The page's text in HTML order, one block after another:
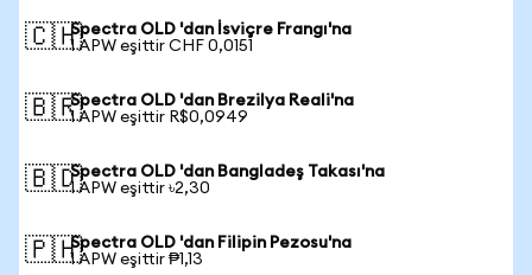
🇨🇭Spectra OLD 'dan İsviçre Frangı'na
1 APW eşittir CHF 0,0151
🇧🇷Spectra OLD 'dan Brezilya Reali'na
1 APW eşittir R$0,0949
🇧🇩Spectra OLD 'dan Bangladeş Takası'na
1 APW eşittir ৳2,30
🇵🇭Spectra OLD 'dan Filipin Pezosu'na
1 APW eşittir ₱1,13